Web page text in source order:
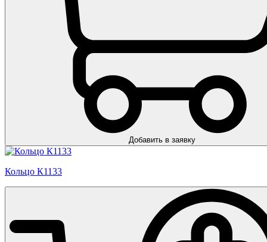
Добавить в заявку
Кольцо К1133